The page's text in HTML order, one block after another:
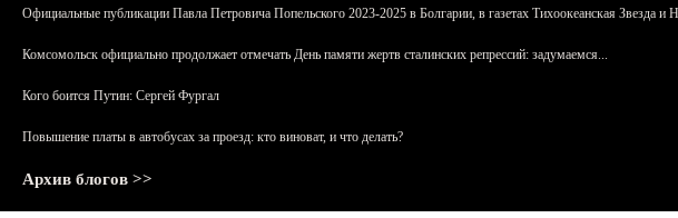
Официальные публикации Павла Петровича Попельского 2023-2025 в Болгарии, в газетах Тихоокеанская Звезда
Комсомольск официально продолжает отмечать День памяти жертв сталинских репрессий: задумаемся...
Кого боится Путин: Сергей Фургал
Повышение платы в автобусах за проезд: кто виноват, и что делать?
Архив блогов >>